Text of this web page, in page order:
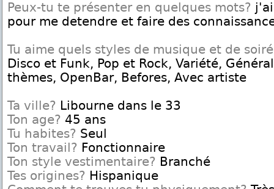
Peux-tu te présenter en quelques mots?
pour me detendre et faire des
Tu aime quels styles de musique et de
Disco et Funk, Pop et Rock, Variété,
thèmes, OpenBar, Befores, Avec artiste
Ta ville? Libourne dans le 33
Ton age? 45 ans
Tu habites? Seul
Ton travail? Fonctionnaire
Ton style vestimentaire? Branché
Tes origines? Hispanique